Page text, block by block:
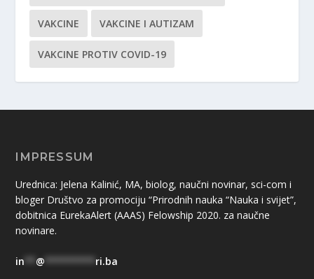
VAKCINE VAKCINE I AUTIZAM
VAKCINE PROTIV COVID-19
IMPRESSUM
Urednica: Jelena Kalinić, MA, biolog, naučni novinar, sci-com i
bloger Društvo za promociju “Prirodnih nauka “Nauka i svijet”,
dobitnica EurekaAlert (AAAS) Felowship 2020. za naučne
novinare.
in ** @ ********* ri.ba